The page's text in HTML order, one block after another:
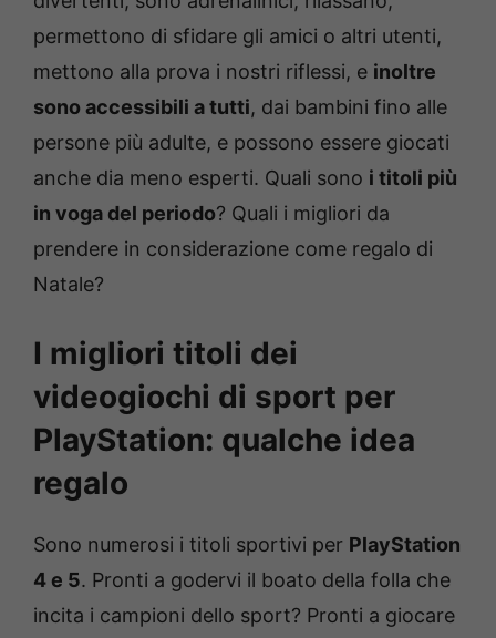
permettono di sfidare gli amici o altri utenti,
mettono alla prova i nostri riflessi, e inoltre
sono accessibili a tutti, dai bambini fino alle
persone più adulte, e possono essere giocati
anche dia meno esperti. Quali sono i titoli più
in voga del periodo? Quali i migliori da
prendere in considerazione come regalo di
Natale?
I migliori titoli dei
videogiochi di sport per
PlayStation: qualche idea
regalo
Sono numerosi i titoli sportivi per PlayStation
4 e 5. Pronti a godervi il boato della folla che
incita i campioni dello sport? Pronti a giocare